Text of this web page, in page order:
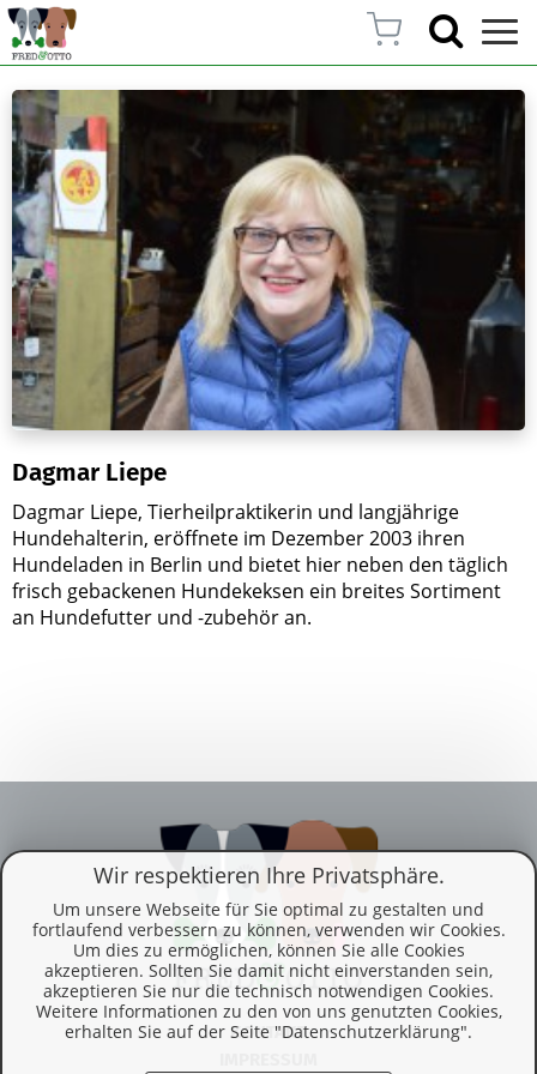
Wir respektieren Ihre Privatsphäre.
Um unsere Webseite für Sie optimal zu gestalten und
fortlaufend verbessern zu können, verwenden wir Cookies.
Um dies zu ermöglichen, können Sie alle Cookies
akzeptieren. Sollten Sie damit nicht einverstanden sein,
akzeptieren Sie nur die technisch notwendigen Cookies.
Weitere Informationen zu den von uns genutzten Cookies,
erhalten Sie auf der Seite "Datenschutzerklärung".
Dagmar Liepe
Dagmar Liepe, Tierheilpraktikerin und langjährige
Hundehalterin, eröffnete im Dezember 2003 ihren
Hundeladen in Berlin und bietet hier neben den täglich
frisch gebackenen Hundekeksen ein breites Sortiment
an Hundefutter und -zubehör an.
KONTAKT